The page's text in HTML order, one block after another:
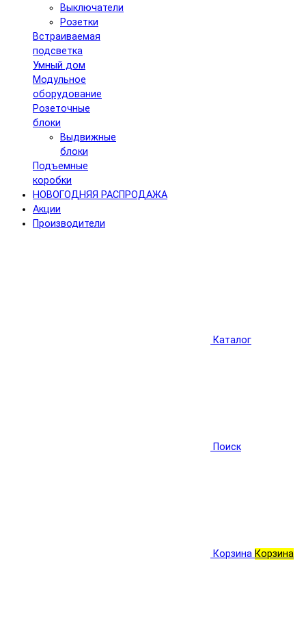
Выключатели
Розетки
Встраиваемая
подсветка
Умный дом
Модульное
оборудование
Розеточные
блоки
Выдвижные
блоки
Подъемные
коробки
НОВОГОДНЯЯ РАСПРОДАЖА
Акции
Производители
Каталог
Поиск
Корзина Корзина